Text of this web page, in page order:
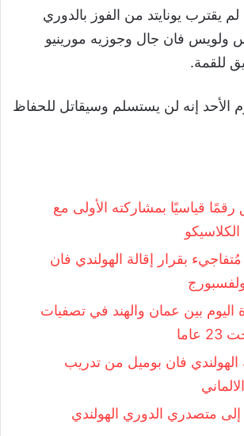
وانتهت في 2013 لم يقترب يونايتد من الفوز بالدوري
ولويس فان جال وجوزيه مورينيو
للقمة.
الأحد إنه لن يستسلم وسيقاتل للحفاظ
قياسيًا بمشاركته الأولى مع
بقرار إقالة الهولندي فان
اليوم بين عمان والهند في تصفيات
الهولندي فان بوميل من تدريب
إلى متصدري الدوري الهولندي